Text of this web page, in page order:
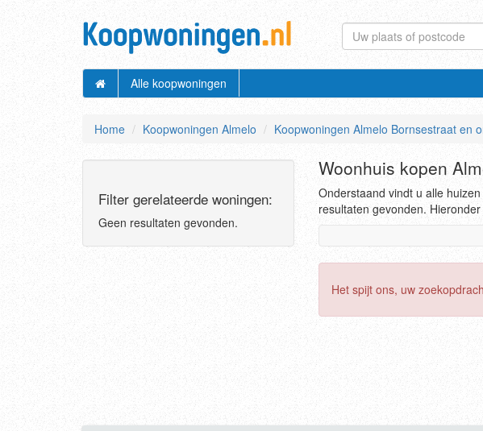
Alle koopwoningen
Home Koopwoningen Almelo Koopwoningen Almelo Bornsestraat en
Woonhuis kopen
Onderstaand vindt u alle
resultaten gevonden.
Het spijt ons, uw
Filter gerelateerde woningen:
Geen resultaten gevonden.